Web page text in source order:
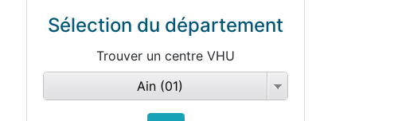
Sélection du département
Trouver un centre VHU
Ain (01)